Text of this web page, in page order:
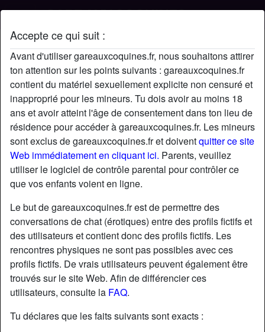
Accepte ce qui suit :
Avant d'utiliser gareauxcoquines.fr, nous souhaitons attirer
ton attention sur les points suivants : gareauxcoquines.fr
contient du matériel sexuellement explicite non censuré et
inapproprié pour les mineurs. Tu dois avoir au moins 18
ans et avoir atteint l'âge de consentement dans ton lieu de
résidence pour accéder à gareauxcoquines.fr. Les mineurs
sont exclus de gareauxcoquines.fr et doiventquitter ce site
Web immédiatement en cliquant ici. Parents, veuillez
utiliser le logiciel de contrôle parental pour contrôler ce
que vos enfants voient en ligne.
Le but de gareauxcoquines.fr est de permettre des
conversations de chat (érotiques) entre des profils fictifs et
des utilisateurs et contient donc des profils fictifs. Les
rencontres physiques ne sont pas possibles avec ces
profils fictifs. De vrais utilisateurs peuvent également être
trouvés sur le site Web. Afin de différencier ces
utilisateurs, consulte la FAQ.
Tu déclares que les faits suivants sont exacts :
Profil de Coquin68
starAjouter chatDiscuter !
Nickname:
Âge:
40